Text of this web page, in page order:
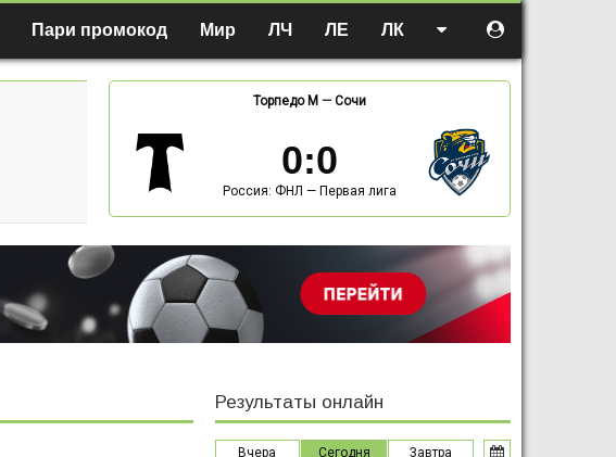
Пари промокод Мир ЛЧ ЛЕ ЛК
Торпедо М — Сочи
0:0
Россия: ФНЛ — Первая лига
Результаты онлайн
Вчера Сегодня Завтра